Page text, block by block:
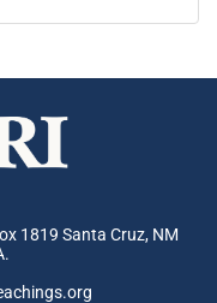
1819 Santa Cruz, NM